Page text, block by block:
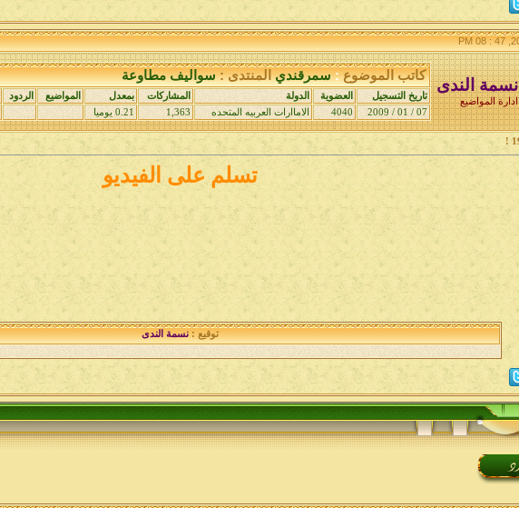
نسمة الندى
ادارة المواضيع
كاتب الموضوع:سمرقندي المنتدى : سواليف مطاوعة
تاريخ التسجيل العضوية الدولة المشاركات بمعدل المواضيع الردود
07 / 01 / 2009
4040 الاماارات العربيه المتحده 1,363 0.21 يوميا
تسلم على الفيديو
توقيع :نسمة الندى